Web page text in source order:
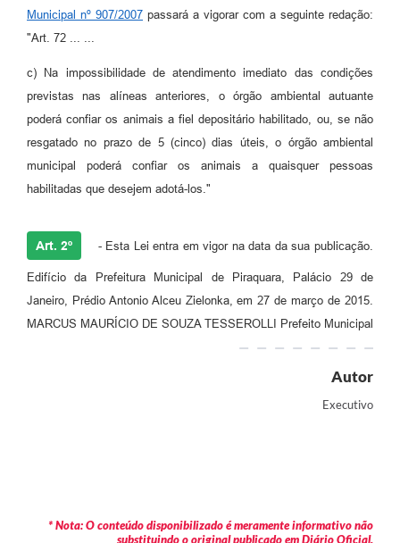
Municipal nº 907/2007 passará a vigorar com a seguinte redação:
"Art. 72 ... ...
c) Na impossibilidade de atendimento imediato das condições
previstas nas alíneas anteriores, o órgão ambiental autuante
poderá confiar os animais a fiel depositário habilitado, ou, se não
resgatado no prazo de 5 (cinco) dias úteis, o órgão ambiental
municipal poderá confiar os animais a quaisquer pessoas
habilitadas que desejem adotá-los."
Art. 2º - Esta Lei entra em vigor na data da sua publicação.
Edifício da Prefeitura Municipal de Piraquara, Palácio 29 de
Janeiro, Prédio Antonio Alceu Zielonka, em 27 de março de 2015.
MARCUS MAURÍCIO DE SOUZA TESSEROLLI Prefeito Municipal
Autor
Executivo
* Nota: O conteúdo disponibilizado é meramente informativo não
substituindo o original publicado em Diário Oficial.